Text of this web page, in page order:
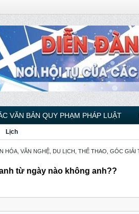
VĂN BẢN QUY PHẠM PHÁP LUẬT
Lịch
HÓA, VĂN NGHỆ, DU LỊCH, THỂ THAO, GÓC GIẢI
từ ngày nào không anh??